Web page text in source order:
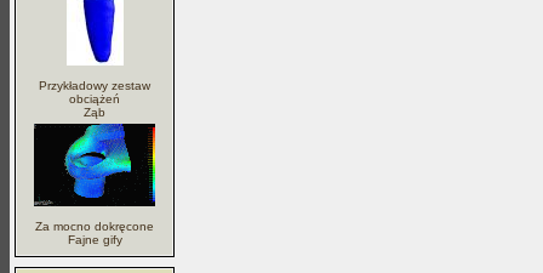
Przykładowy zestaw
obciążeń
Ząb
Za mocno dokręcone
Fajne gify